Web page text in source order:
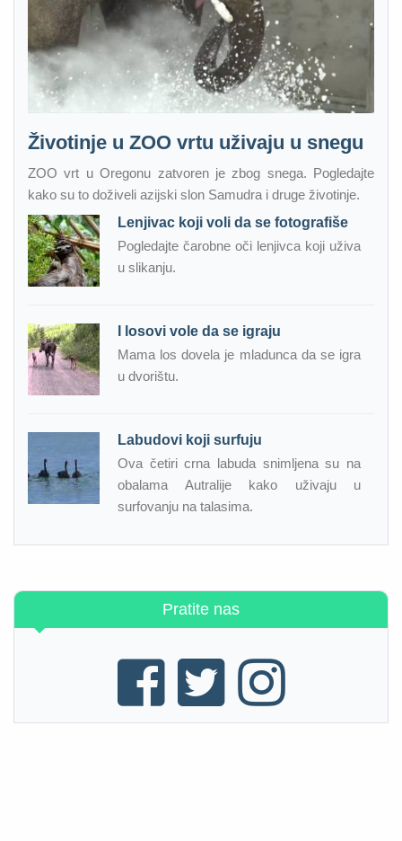
Životinje u ZOO vrtu uživaju u snegu
ZOO vrt u Oregonu zatvoren je zbog snega. Pogledajte
kako su to doživeli azijski slon Samudra i druge životinje.
Lenjivac koji voli da se fotografiše
Pogledajte čarobne oči lenjivca koji uživa
u slikanju.
I losovi vole da se igraju
Mama los dovela je mladunca da se igra
u dvorištu.
Labudovi koji surfuju
Ova četiri crna labuda snimljena su na
obalama Autralije kako uživaju u
surfovanju na talasima.
Pratite nas